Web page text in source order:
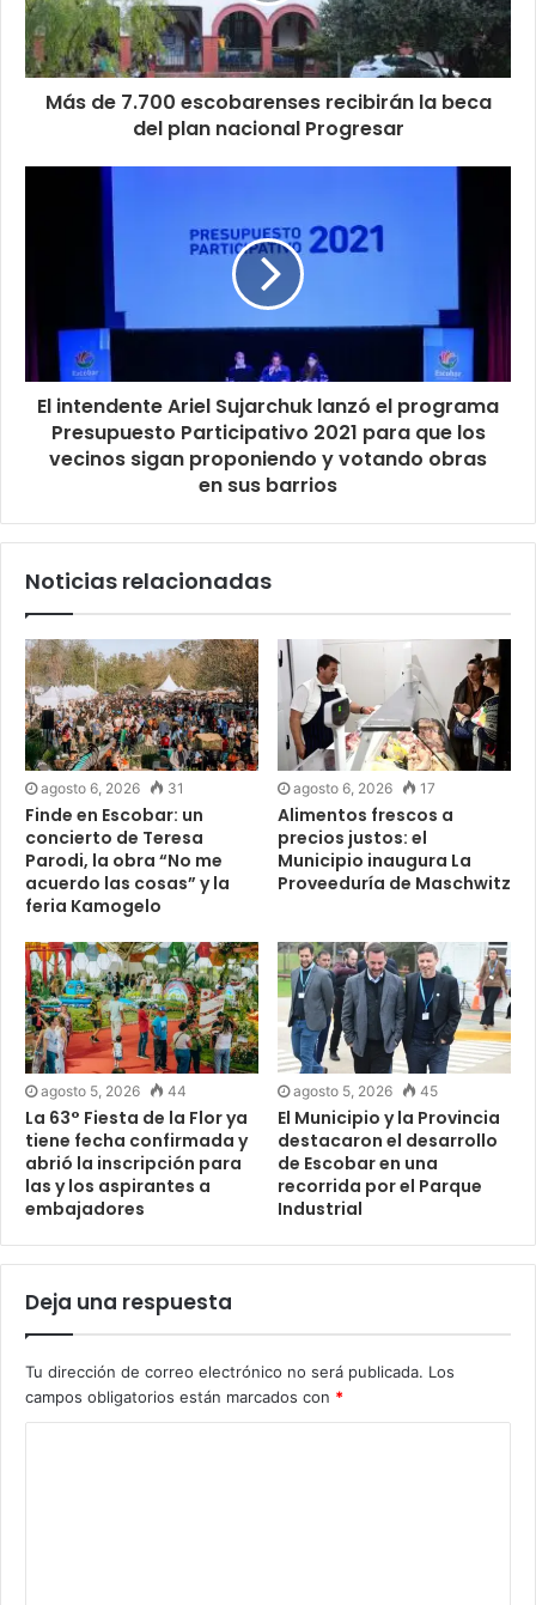
Más de 7.700 escobarenses recibirán la beca
del plan nacional Progresar
El intendente Ariel Sujarchuk lanzó el programa
Presupuesto Participativo 2021 para que los
vecinos sigan proponiendo y votando obras
en sus barrios
Noticias relacionadas
agosto 6, 2026 31
Finde en Escobar: un
concierto de Teresa
Parodi, la obra “No me
acuerdo las cosas” y la
feria Kamogelo
agosto 6, 2026 17
Alimentos frescos a
precios justos: el
Municipio inaugura La
Proveeduría de Maschwitz
agosto 5, 2026 44
La 63° Fiesta de la Flor ya
tiene fecha confirmada y
abrió la inscripción para
las y los aspirantes a
embajadores
agosto 5, 2026 45
El Municipio y la Provincia
destacaron el desarrollo
de Escobar en una
recorrida por el Parque
Industrial
Deja una respuesta
Tu dirección de correo electrónico no será publicada. Los
campos obligatorios están marcados con *